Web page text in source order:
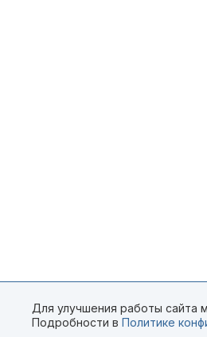
Для улучшения работы сайта
Подробности в Политике